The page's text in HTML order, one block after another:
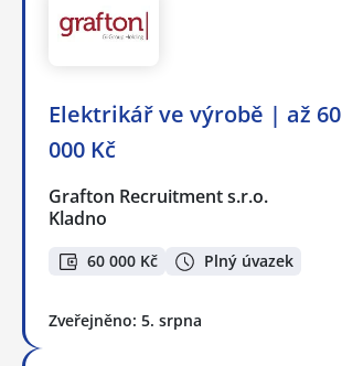
Elektrikář ve výrobě | až 60
000 Kč
Grafton Recruitment s.r.o.
Kladno
60 000 Kč Plný úvazek
Zveřejněno: 5. srpna